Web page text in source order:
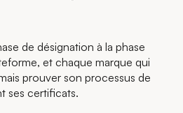
de désignation à la phase
et chaque marque qui
prouver son processus de
ses certificats.